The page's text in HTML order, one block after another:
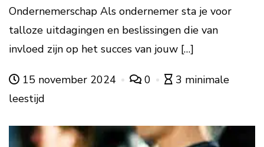
Ondernemerschap Als ondernemer sta je voor
talloze uitdagingen en beslissingen die van
invloed zijn op het succes van jouw […]
15 november 2024 0
3 minimale
leestijd